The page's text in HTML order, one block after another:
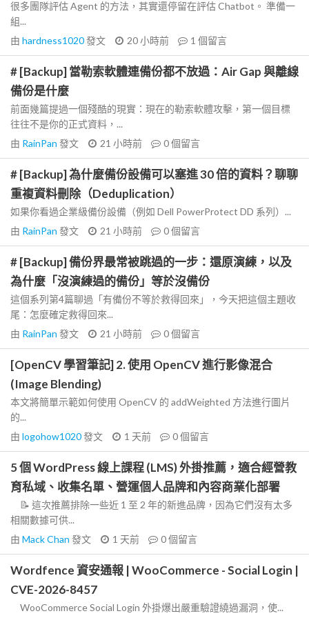
很多團隊評估 Agent 的方法，其實還停留在評估 Chatbot。 準備一
組...
由 hardness1020發文 20 小時前 1 個留言
# [Backup] 當勒索軟體連備份都不放過：Air Gap 與離線
備份是什麼
前面幾篇提過一個殘酷的現實：現在的勒索軟體攻擊，第一個目標
往往不是你的正式資料，...
由 RainPan 發文 21 小時前 0個留言
# [Backup] 為什麼備份設備可以塞進 30 倍的資料？聊聊
重複資料刪除（Deduplication）
如果你看過企業級備份設備（例如 Dell PowerProtect DD 系列）...
由 RainPan 發文 21 小時前 0個留言
# [Backup] 備份界最常被跳過的一步：還原演練，以及
為什麼「沒演練過的備份」等於沒備份
這個系列第4篇聊過「有備份不等於救得回來」，今天把這個主題收
尾：怎麼確定救得回來...
由 RainPan 發文 21 小時前 0個留言
[OpenCV 學習筆記] 2. 使用 OpenCV 進行影像混合
(Image Blending)
本文將簡單示範如何使用 OpenCV 的 addWeighted 方法進行圖片
的...
由 logohow1020發文 1 天前 0個留言
5 個 WordPress 線上課程 (LMS) 外掛推薦，適合經營教
育私域、收集名單、營運個人品牌和內容商業化部署
📝 這次推薦排除一些近 1 至 2 年的新進品牌，因為它們沒有太多
相關數據可供...
由 Mack Chan 發文 1 天前 0個留言
Wordfence 資安通報 | WooCommerce - Social Login |
CVE-2026-8457
WooCommerce Social Login 外掛爆出嚴重驗證繞過漏洞，使...